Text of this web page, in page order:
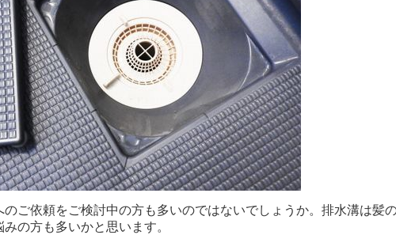
ご依頼をご検討中の方も多いのではないでしょうか。排水溝は髪
の方も多いかと思います。